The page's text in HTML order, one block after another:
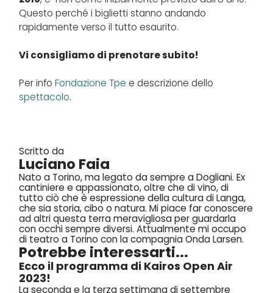
Questo perché i biglietti stanno andando
rapidamente verso il tutto esaurito.
Vi consigliamo di prenotare subito!
Per infoFondazione Tpe e descrizione dello
spettacolo.
Scritto da
Luciano Faia
Nato a Torino, ma legato da sempre a Dogliani. Ex
cantiniere e appassionato, oltre che di vino, di
tutto ciò che è espressione della cultura di Langa,
che sia storia, cibo o natura. Mi piace far conoscere
ad altri questa terra meravigliosa per guardarla
con occhi sempre diversi. Attualmente mi occupo
di teatro a Torino con la compagnia Onda Larsen.
Potrebbe interessarti...
Ecco il programma di Kairos Open Air
2023!
La seconda e la terza settimana di settembre